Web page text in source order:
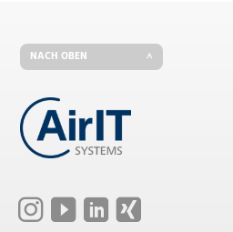
NACH OBEN